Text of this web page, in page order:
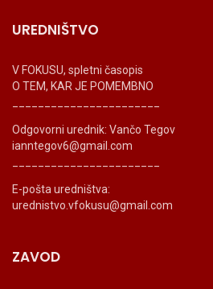
UREDNIŠTVO
V FOKUSU, spletni časopis
O TEM, KAR JE POMEMBNO
Odgovorni urednik: Vančo Tegov
ianntegov6@gmail.com
E-pošta uredništva:
urednistvo.vfokusu@gmail.com
ZAVOD